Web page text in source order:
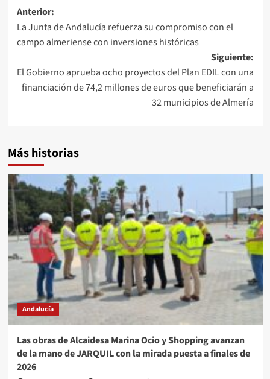
Navegación
de
entradas
Anterior:
La Junta de Andalucía refuerza su compromiso con el
campo almeriense con inversiones históricas
Siguiente:
El Gobierno aprueba ocho proyectos del Plan EDIL con una
financiación de 74,2 millones de euros que beneficiarán a
32 municipios de Almería
Más historias
Andalucía
Las obras de Alcaidesa Marina Ocio y Shopping avanzan
de la mano de JARQUIL con la mirada puesta a finales de
2026